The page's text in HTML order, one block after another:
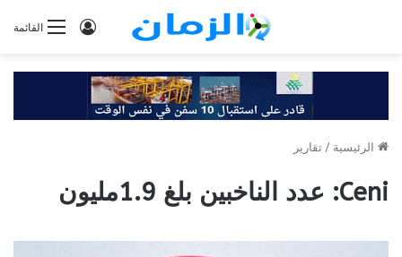
القائمةتسجيل
الرئيسية / تقارير
Ceni: عدد الناخبين بلغ 1.9مليون